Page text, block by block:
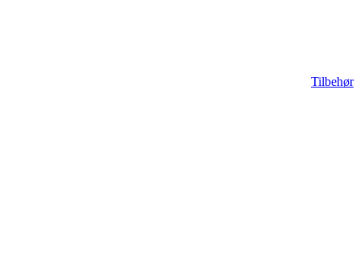
Tilbehør